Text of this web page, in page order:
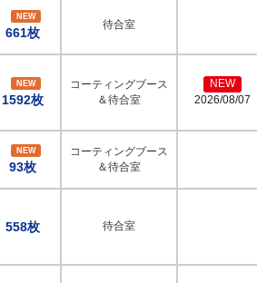
NEW
661枚
待合室
NEW
1592枚
コーティングブース
＆待合室
NEW
2026/08/07
NEW
93枚
コーティングブース
＆待合室
558枚 待合室